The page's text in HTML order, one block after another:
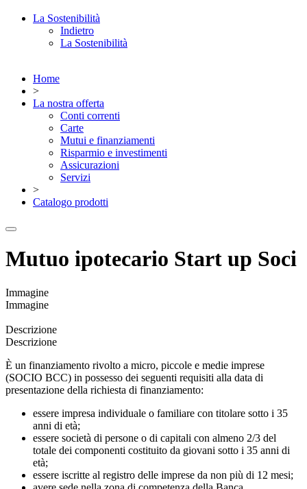
La Sostenibilità
Indietro
La Sostenibilità
Home
>
La nostra offerta
Conti correnti
Carte
Mutui e finanziamenti
Risparmio e investimenti
Assicurazioni
Servizi
>
Catalogo prodotti
Mutuo ipotecario Start up Soci
Immagine
Immagine
Descrizione
Descrizione
È un finanziamento rivolto a micro, piccole e medie imprese
(SOCIO BCC) in possesso dei seguenti requisiti alla data di
presentazione della richiesta di finanziamento:
essere impresa individuale o familiare con titolare sotto i 35
anni di età;
essere società di persone o di capitali con almeno 2/3 del
totale dei componenti costituito da giovani sotto i 35 anni di
età;
essere iscritte al registro delle imprese da non più di 12 mesi;